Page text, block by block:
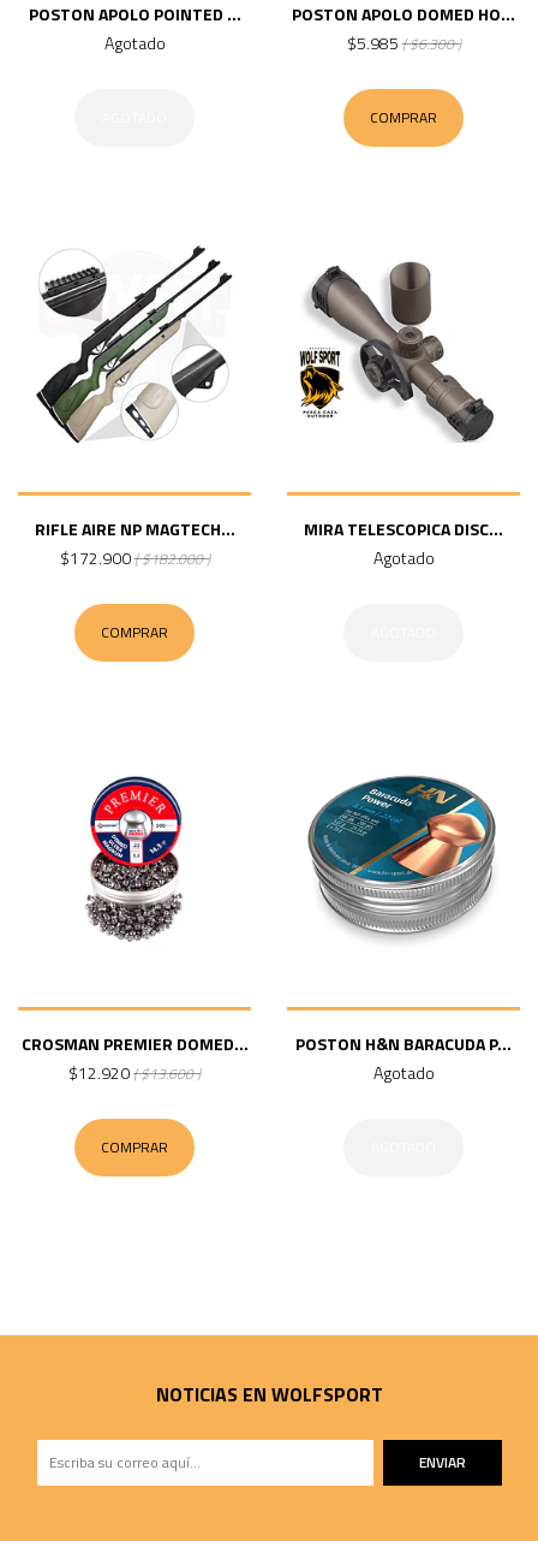
POSTON APOLO POINTED ...
Agotado
POSTON APOLO DOMED HO...
$5.985( $6.300 )
COMPRAR
RIFLE AIRE NP MAGTECH...
$172.900( $182.000 )
COMPRAR
MIRA TELESCOPICA DISC...
Agotado
CROSMAN PREMIER DOMED...
$12.920( $13.600 )
COMPRAR
POSTON H&N BARACUDA P...
Agotado
NOTICIAS EN WOLFSPORT
ENVIAR